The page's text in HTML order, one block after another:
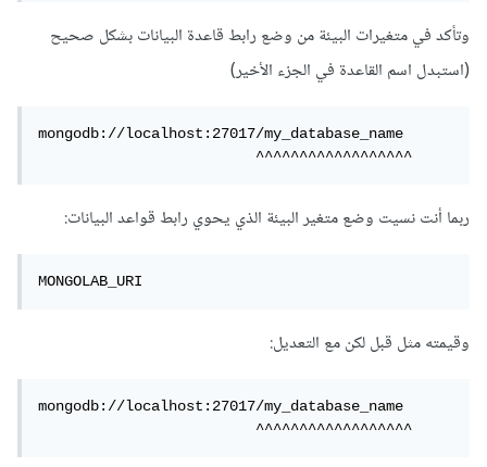
وتأكد في متغيرات البيئة من وضع رابط قاعدة البيانات بشكل صحيح
(استبدل اسم القاعدة في الجزء الأخير)
mongodb://localhost:27017/my_database_name
                         ^^^^^^^^^^^^^^^^^^
ربما أنت نسيت وضع متغير البيئة الذي يحوي رابط قواعد البيانات:
MONGOLAB_URI
وقيمته مثل قبل لكن مع التعديل:
mongodb://localhost:27017/my_database_name
                         ^^^^^^^^^^^^^^^^^^